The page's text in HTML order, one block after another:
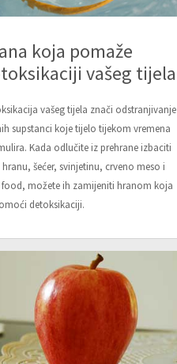
koja pomaže
vašeg tijela
vašeg tijela znači odstranjivanje
supstanci koje tijelo tijekom vremena
Kada odlučite iz prehrane izbaciti
hranu, šećer, svinjetinu, crveno meso i
food, možete ih zamijeniti hranom koja
detoksikaciji.